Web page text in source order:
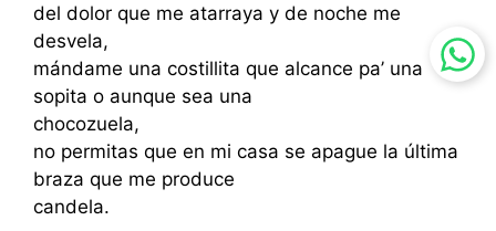
del dolor que me atarraya y de noche me
desvela,
mándame una costillita que alcance pa’ una
sopita o aunque sea una
chocozuela,
no permitas que en mi casa se apague la última
braza que me produce
candela.